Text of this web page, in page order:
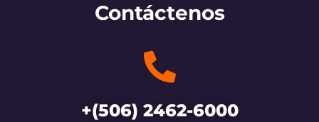
Contáctenos
+(506) 2462-6000